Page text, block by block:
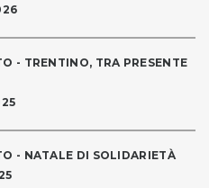
- TRENTINO, TRA PRESENTE
- NATALE DI SOLIDARIETÀ